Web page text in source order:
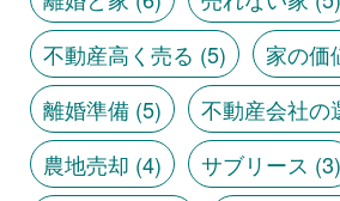
不動産高く売る (5) 家の価
離婚準備(5) 不動産会社の
農地売却 (4) サブリース (3)